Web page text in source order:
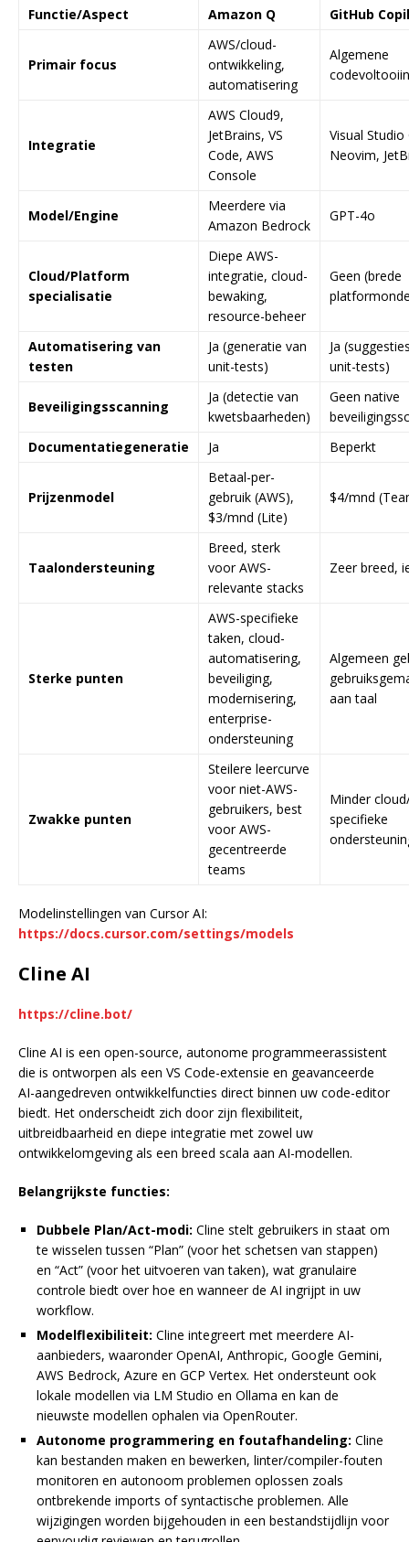
Functie/Aspect Amazon Q GitHub
Primair focus
AWS/cloud-
ontwikkeling,
automatisering
Algemene
Integratie
AWS Cloud9,
JetBrains, VS
Code, AWS
Console
Visual Studio
Neovim,
Model/Engine
Meerdere via
Amazon Bedrock
GPT-4o
Cloud/Platform
specialisatie
Diepe AWS-
integratie, cloud-
bewaking,
resource-beheer
Geen (brede
Automatisering van
testen
Ja (generatie van
unit-tests)
Ja
unit-tests)
Beveiligingsscanning
Ja (detectie van
kwetsbaarheden)
Geen native
Documentatiegeneratie
Ja Beperkt
Prijzenmodel
Betaal-per-
gebruik (AWS),
$3/mnd (Lite)
$4/mnd
Taalondersteuning
Breed, sterk
voor AWS-
relevante stacks
Zeer breed,
Sterke punten
AWS-specifieke
taken, cloud-
automatisering,
beveiliging,
modernisering,
enterprise-
ondersteuning
Algemeen
aan taal
Zwakke punten
Steilere leercurve
voor niet-AWS-
gebruikers, best
voor AWS-
gecentreerde
teams
Minder
specifieke
Modelinstellingen van Cursor AI:
https://docs.cursor.com/settings/models
Cline AI
https://cline.bot/
Cline AI is een open-source, autonome programmeerassistent
die is ontworpen als een VS Code-extensie en geavanceerde
AI-aangedreven ontwikkelfuncties direct binnen uw code-editor
biedt. Het onderscheidt zich door zijn flexibiliteit,
uitbreidbaarheid en diepe integratie met zowel uw
ontwikkelomgeving als een breed scala aan AI-modellen.
Belangrijkste functies:
Dubbele Plan/Act-modi: Cline stelt gebruikers in staat om
te wisselen tussen “Plan” (voor het schetsen van stappen)
en “Act” (voor het uitvoeren van taken), wat granulaire
controle biedt over hoe en wanneer de AI ingrijpt in uw
workflow.
Modelflexibiliteit: Cline integreert met meerdere AI-
aanbieders, waaronder OpenAI, Anthropic, Google Gemini,
AWS Bedrock, Azure en GCP Vertex. Het ondersteunt ook
lokale modellen via LM Studio en Ollama en kan de
nieuwste modellen ophalen via OpenRouter.
Autonome programmering en foutafhandeling: Cline
kan bestanden maken en bewerken, linter/compiler-fouten
monitoren en autonoom problemen oplossen zoals
ontbrekende imports of syntactische problemen. Alle
wijzigingen worden bijgehouden in een bestandstijdlijn voor